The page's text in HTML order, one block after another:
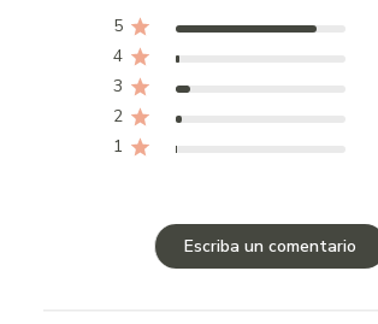
5
4
3
2
1
Escriba un comentario